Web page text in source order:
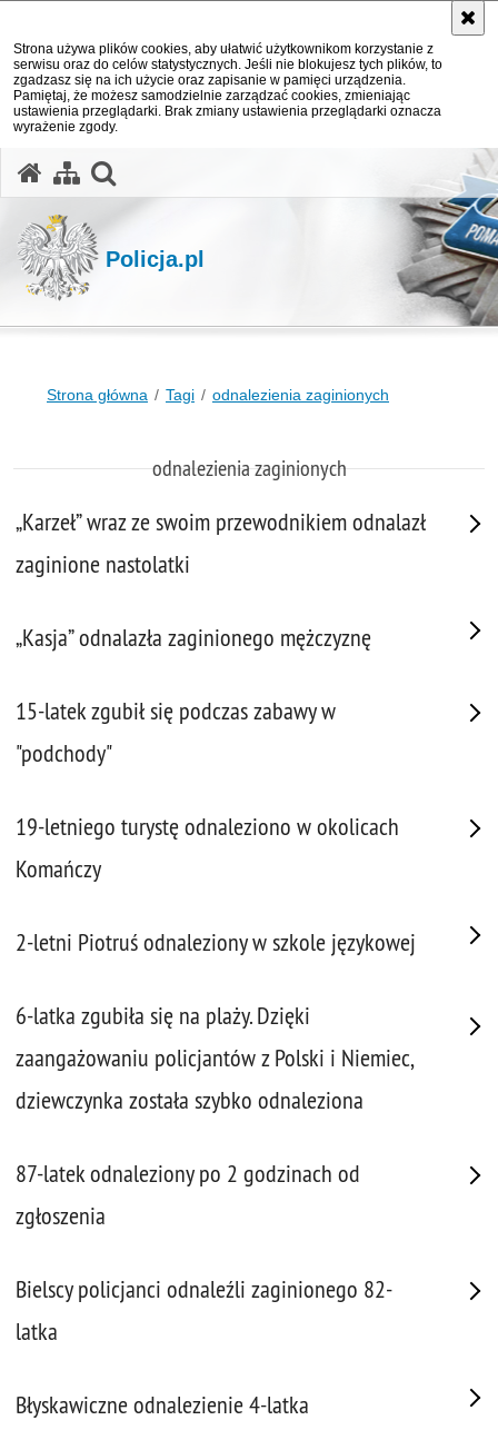
Strona używa plików cookies, aby ułatwić użytkownikom korzystanie z
serwisu oraz do celów statystycznych. Jeśli nie blokujesz tych plików, to
zgadzasz się na ich użycie oraz zapisanie w pamięci urządzenia.
Pamiętaj, że możesz samodzielnie zarządzać cookies, zmieniając
ustawienia przeglądarki. Brak zmiany ustawienia przeglądarki oznacza
wyrażenie zgody.
Policja.pl
Strona główna Tagi odnalezienia zaginionych
odnalezienia zaginionych
„Karzeł” wraz ze swoim przewodnikiem odnalazł
zaginione nastolatki
„Kasja” odnalazła zaginionego mężczyznę
15-latek zgubił się podczas zabawy w
"podchody"
19-letniego turystę odnaleziono w okolicach
Komańczy
2-letni Piotruś odnaleziony w szkole językowej
6-latka zgubiła się na plaży. Dzięki
zaangażowaniu policjantów z Polski i Niemiec,
dziewczynka została szybko odnaleziona
87-latek odnaleziony po 2 godzinach od
zgłoszenia
Bielscy policjanci odnaleźli zaginionego 82-
latka
Błyskawiczne odnalezienie 4-latka